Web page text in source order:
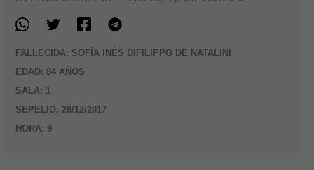
FALLECIDA: SOFÍA INÉS DIFILIPPO DE NATALINI
EDAD: 84 AÑOS
SALA: 1
SEPELIO: 28/12/2017
HORA: 9